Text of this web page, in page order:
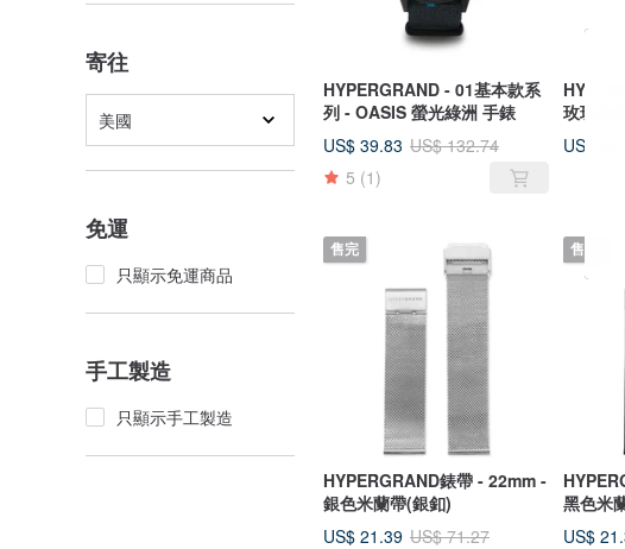
寄往
美國
免運
只顯示免運商品
手工製造
只顯示手工製造
HYPERGRAND - 01基本款系
列 - OASIS 螢光綠洲 手錶
US$ 39.83 US$ 132.74
5 (1)
玫瑰金
US$
售完
HYPERGRAND錶帶 - 22mm -
銀色米蘭帶(銀釦)
US$ 21.39 US$ 71.27
售完
黑色米
US$